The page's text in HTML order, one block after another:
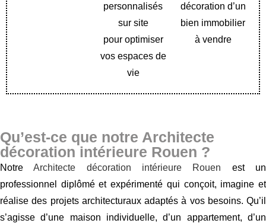
personnalisés
sur site
pour optimiser
vos espaces de
vie
décoration d’un
bien immobilier
à vendre
Qu’est-ce que notre Architecte
décoration intérieure Rouen ?
NotreArchitecte décoration intérieure Rouen est un
professionnel diplômé et expérimenté qui conçoit, imagine et
réalise des projets architecturaux adaptés à vos besoins. Qu’il
s’agisse d’une maison individuelle, d’un appartement, d’un